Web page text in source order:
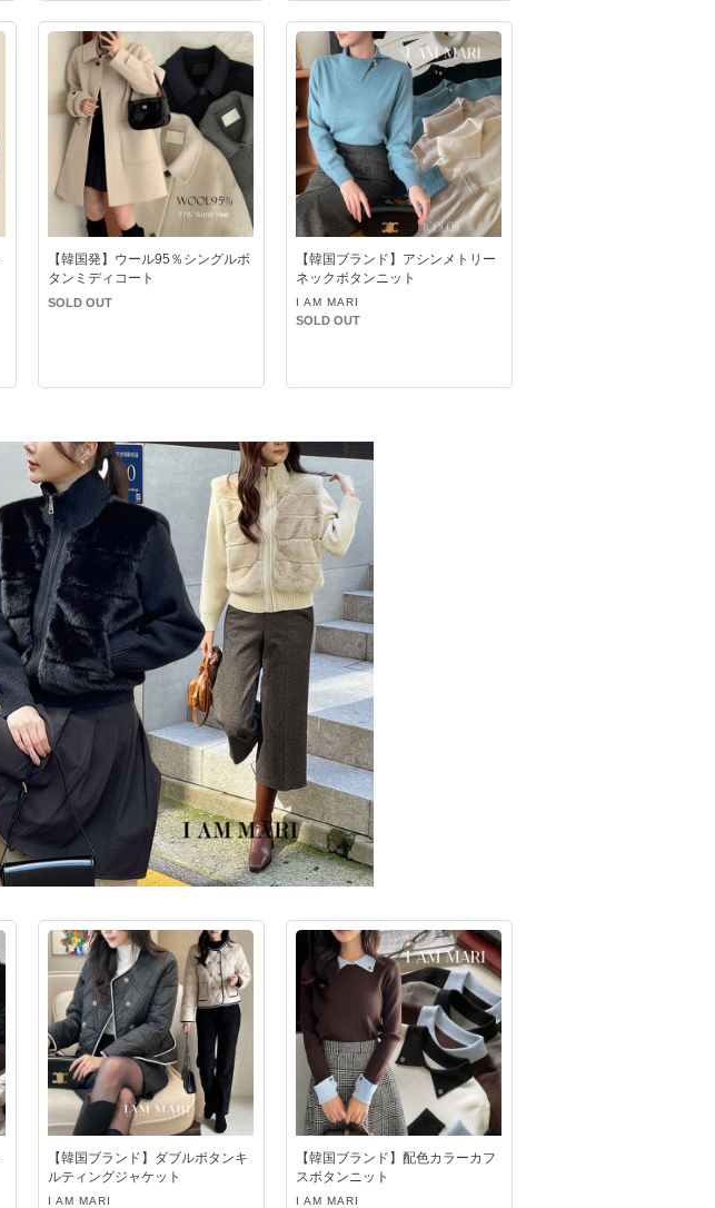
【韓国発】ウール95％シングルボ
タンミディコート
SOLD OUT
【韓国ブランド】アシンメトリー
ネックボタンニット
I AM MARI
SOLD OUT
【韓国ブランド】ダブルボタンキ
ルティングジャケット
I AM MARI
【韓国ブランド】配色カラーカフ
スボタンニット
I AM MARI